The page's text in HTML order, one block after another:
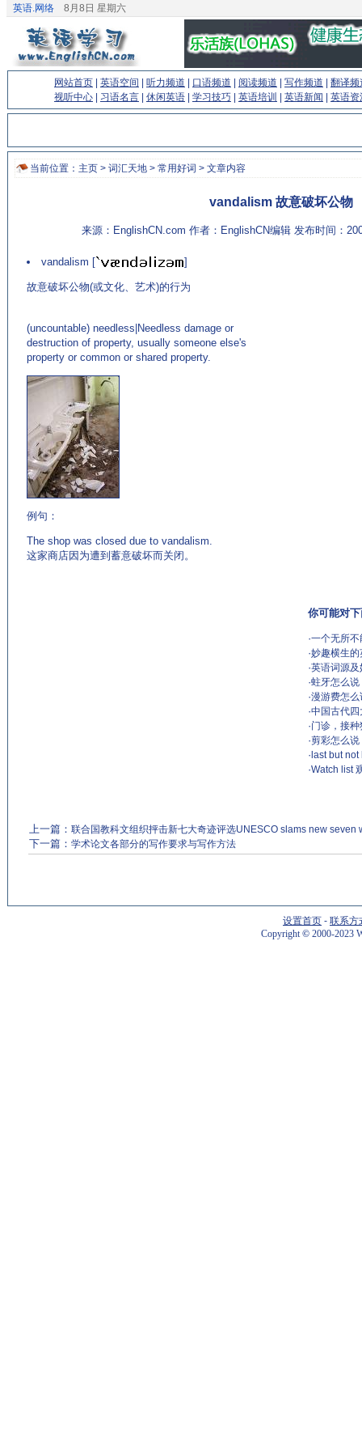
英语.网络 8月8日 星期六
网站首页 英语空间 听力频道 口语频道 阅读频道 写作频道
翻译频
视听中心
习语名言 休闲英语 学习技巧 英语培训 英语新闻 英语资
当前位置： 主页 > 词汇天地 > 常用好词 > 文章内容
vandalism 故意破坏公物
来源：EnglishCN.com 作者：EnglishCN编辑 发布时间：
vandalism [ ]
故意破坏公物(或文化、艺术)的行为
(uncountable) needless|Needless damage or
destruction of property, usually someone else's
property or common or shared property.
例句：
The shop was closed due to vandalism.
这家商店因为遭到蓄意破坏而关闭。
你可能对
·一个无所
·妙趣横生的
·英语词源及
·蛀牙怎么
·漫游费怎
·中国古代
·门诊，接
·剪彩怎么说
· last but
·Watch list
上一篇： 联合国教科文组织抨击新七大奇迹评选UNESCO slams new seven
下一篇： 学术论文各部分的写作要求与写作方法
设置首页 - 联系方
Copyright©2000-2023